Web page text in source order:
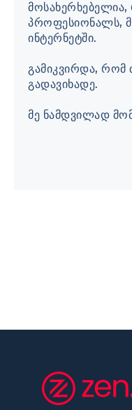
პროფესიონალს,
ინტერნეტში.
გამიკვირდა, რომ
გადავიხადე.